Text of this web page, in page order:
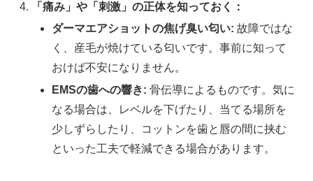
「痛み」や「刺激」の正体を知っておく：
ダーマエアショットの焦げ臭い匂い: 故障ではな
く、産毛が焼けている匂いです。事前に知って
おけば不安になりません。
EMSの歯への響き: 骨伝導によるものです。気に
なる場合は、レベルを下げたり、当てる場所を
少しずらしたり、コットンを歯と唇の間に挟む
といった工夫で軽減できる場合があります。